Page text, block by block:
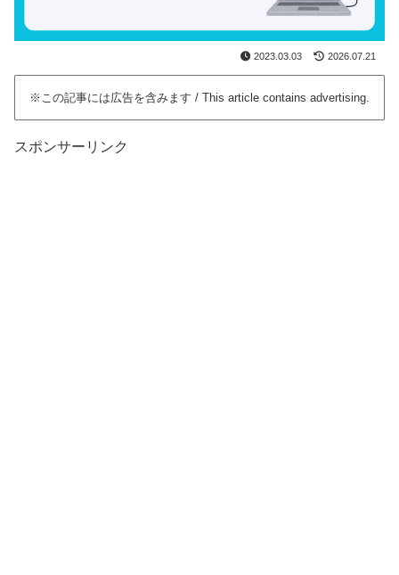
2023.03.03 2026.07.21
※この記事には広告を含みます / This article contains advertising.
スポンサーリンク